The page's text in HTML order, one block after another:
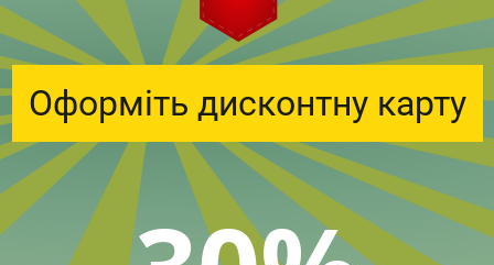
Оформіть дисконтну карту